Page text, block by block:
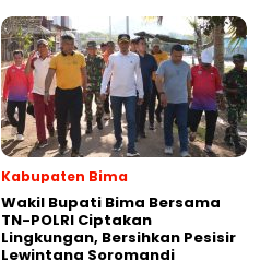
Kabupaten Bima
Wakil Bupati Bima Bersama
TN-POLRI Ciptakan
Lingkungan, Bersihkan Pesisir
Lewintana Soromandi